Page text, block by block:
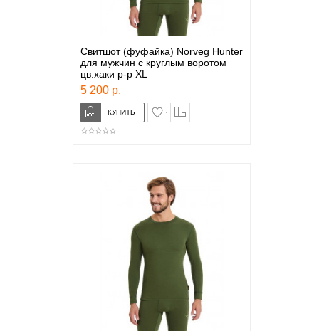
Свитшот (фуфайка) Norveg Hunter
для мужчин с круглым воротом
цв.хаки р-р XL
5 200 р.
в закладки